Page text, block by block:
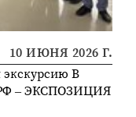
10 ИЮНЯ 2026 Г.
экскурсию В
– ЭКСПОЗИЦИЯ